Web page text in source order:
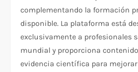
complementando la formación
disponible. La plataforma está
exclusivamente a profesionales
mundial y proporciona
evidencia científica para